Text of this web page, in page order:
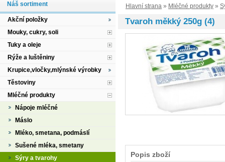
Hlavní strana » Mléčné produkty »
Tvaroh měkký 250g (4)
Popis zboží
Náš sortiment
Akční položky
Mouky, cukry, soli
Tuky a oleje
Rýže a luštěniny
Krupice,vločky,mlýnské výrobky
Těstoviny
Mléčné produkty
Nápoje mléčné
Máslo
Mléko, smetana, podmáslí
Sušené mléka, smetany
Sýry a tvarohy